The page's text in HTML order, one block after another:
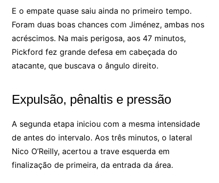
E o empate quase saiu ainda no primeiro tempo.
Foram duas boas chances com Jiménez, ambas nos
acréscimos. Na mais perigosa, aos 47 minutos,
Pickford fez grande defesa em cabeçada do
atacante, que buscava o ângulo direito.
Expulsão, pênaltis e pressão
A segunda etapa iniciou com a mesma intensidade
de antes do intervalo. Aos três minutos, o lateral
Nico O’Reilly, acertou a trave esquerda em
finalização de primeira, da entrada da área.